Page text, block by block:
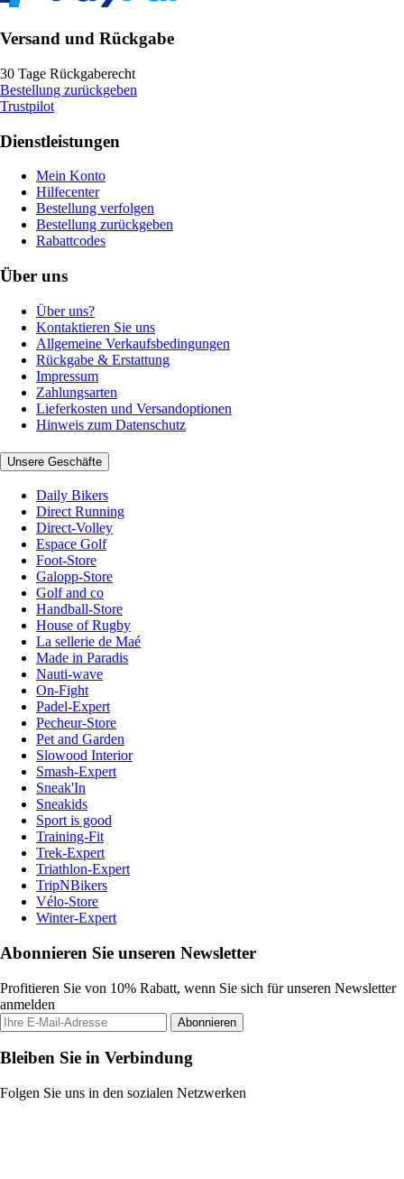
Versand und Rückgabe
30 Tage Rückgaberecht
Bestellung zurückgeben
Trustpilot
Dienstleistungen
Mein Konto
Hilfecenter
Bestellung verfolgen
Bestellung zurückgeben
Rabattcodes
Über uns
Über uns?
Kontaktieren Sie uns
Allgemeine Verkaufsbedingungen
Rückgabe & Erstattung
Impressum
Zahlungsarten
Lieferkosten und Versandoptionen
Hinweis zum Datenschutz
Unsere Geschäfte
Daily Bikers
Direct Running
Direct-Volley
Espace Golf
Foot-Store
Galopp-Store
Golf and co
Handball-Store
House of Rugby
La sellerie de Maé
Made in Paradis
Nauti-wave
On-Fight
Padel-Expert
Pecheur-Store
Pet and Garden
Slowood Interior
Smash-Expert
Sneak'In
Sneakids
Sport is good
Training-Fit
Trek-Expert
Triathlon-Expert
TripNBikers
Vélo-Store
Winter-Expert
Abonnieren Sie unseren Newsletter
Profitieren Sie von 10% Rabatt, wenn Sie sich für unseren Newsletter
anmelden
Abonnieren
Bleiben Sie in Verbindung
Folgen Sie uns in den sozialen Netzwerken